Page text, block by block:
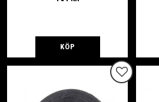
KÖP
Lägg till i